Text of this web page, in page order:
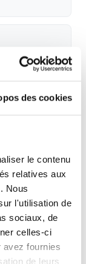
des cookies
le contenu
relatives aux
Nous
l'utilisation de
sociaux, de
celles-ci
avez fournies
de leurs